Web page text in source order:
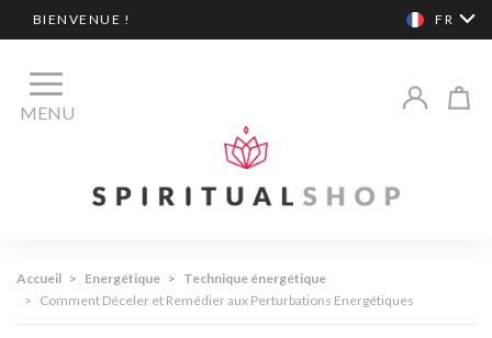
BIENVENUE ! FR
MENU
Accueil > Energétique > Technique énergétique
> Comment Déceler et Remédier aux Perturbations Energétiques